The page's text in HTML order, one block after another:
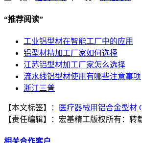
“推荐阅读”
工业铝型材在智能工厂中的应用
铝型材精加工厂家如何选择
江苏铝型材加工厂家怎么选择
流水线铝型材使用有哪些注意事项
浙江三普
【本文标签】： 医疗器械用铝合金型材
【责任编辑】： 宏基精工版权所有： 转